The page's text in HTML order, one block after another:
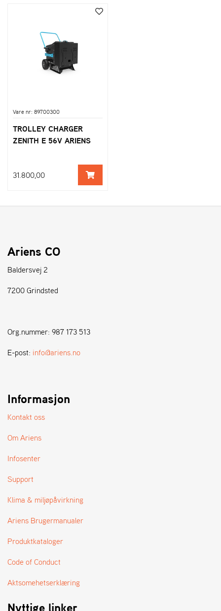
Vare nr: 89700300
TROLLEY CHARGER
ZENITH E 56V ARIENS
31.800,00
Ariens CO
Baldersvej 2
7200 Grindsted
Org.nummer: 987 173 513
E-post: info@ariens.no
Informasjon
Kontakt oss
Om Ariens
Infosenter
Support
Klima & miljøpåvirkning
Ariens Brugermanualer
Produktkataloger
Code of Conduct
Aktsomehetserklæring